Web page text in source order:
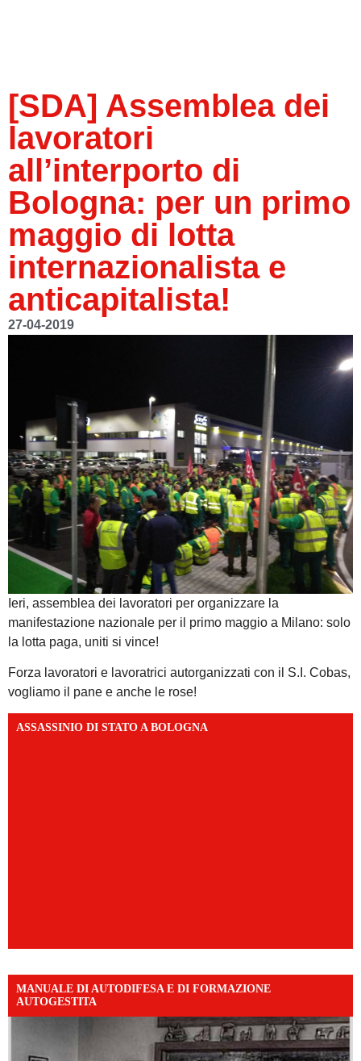
[SDA] Assemblea dei
lavoratori
all’interporto di
Bologna: per un primo
maggio di lotta
internazionalista e
anticapitalista!
27-04-2019
Ieri, assemblea dei lavoratori per organizzare la
manifestazione nazionale per il primo maggio a Milano: solo
la lotta paga, uniti si vince!
Forza lavoratori e lavoratrici autorganizzati con il S.I. Cobas,
vogliamo il pane e anche le rose!
ASSASSINIO DI STATO A BOLOGNA
MANUALE DI AUTODIFESA E DI FORMAZIONE
AUTOGESTITA